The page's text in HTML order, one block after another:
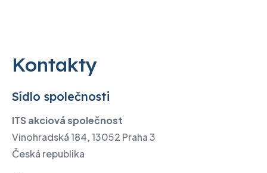
Kontakty
Sídlo společnosti
ITS akciová společnost
Vinohradská 184, 13052 Praha 3
Česká republika